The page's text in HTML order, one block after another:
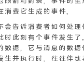
消费它生成的事件。
会告诉消费者如何处理
时此刻有个事件发生了
数据，它与消息的数据
生并执行时，往往伴随